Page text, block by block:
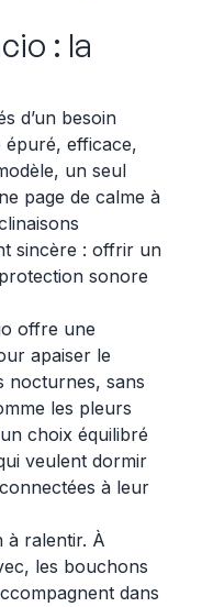
: la
d’un besoin
efficace,
un seul
page de calme à
sincère : offrir un
sonore
offre une
apaiser le
nocturnes, sans
les pleurs
choix équilibré
veulent dormir
à leur
à ralentir. À
les bouchons
dans